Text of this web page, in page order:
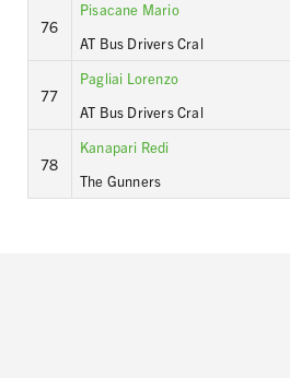
76
Pisacane Mario
AT Bus Drivers Cral
77
Pagliai Lorenzo
AT Bus Drivers Cral
78
Kanapari Redi
The Gunners